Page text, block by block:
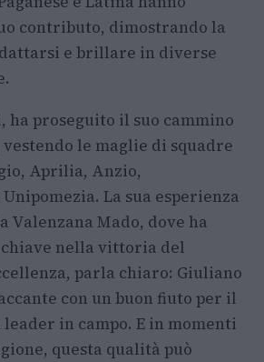
contributo, dimostrando la
e brillare in diverse
proseguito il suo cammino
vestendo le maglie di squadre
Aprilia, Anzio,
La sua esperienza
Valenzana Mado, dove ha
nella vittoria del
parla chiaro: Giuliano
con un buon fiuto per il
leader in campo. E in momenti
questa qualità può